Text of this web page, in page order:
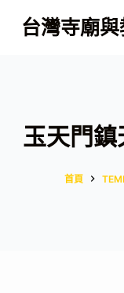
跳
至
台灣寺廟
玉天門
首頁